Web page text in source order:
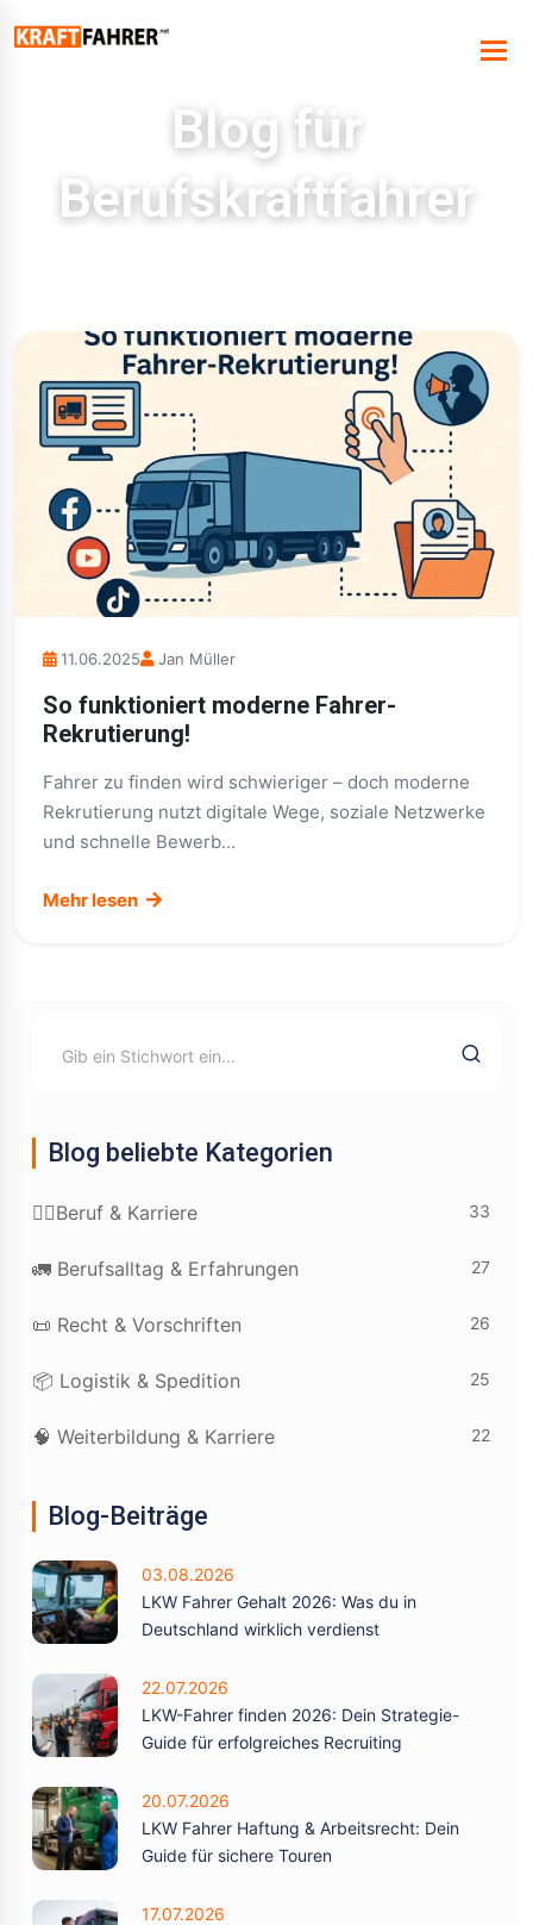
Blog für
Berufskraftfahrer
11.06.2025 Jan Müller
So funktioniert moderne Fahrer-
Rekrutierung!
Fahrer zu finden wird schwieriger – doch moderne
Rekrutierung nutzt digitale Wege, soziale Netzwerke
und schnelle Bewerb...
Mehr lesen
Blog beliebte Kategorien
👷‍♂️Beruf & Karriere 33
🚛 Berufsalltag & Erfahrungen 27
📜 Recht & Vorschriften 26
📦 Logistik & Spedition 25
🧠 Weiterbildung & Karriere 22
Blog-Beiträge
03.08.2026
LKW Fahrer Gehalt 2026: Was du in
Deutschland wirklich verdienst
22.07.2026
LKW-Fahrer finden 2026: Dein Strategie-
Guide für erfolgreiches Recruiting
20.07.2026
LKW Fahrer Haftung & Arbeitsrecht: Dein
Guide für sichere Touren
17.07.2026